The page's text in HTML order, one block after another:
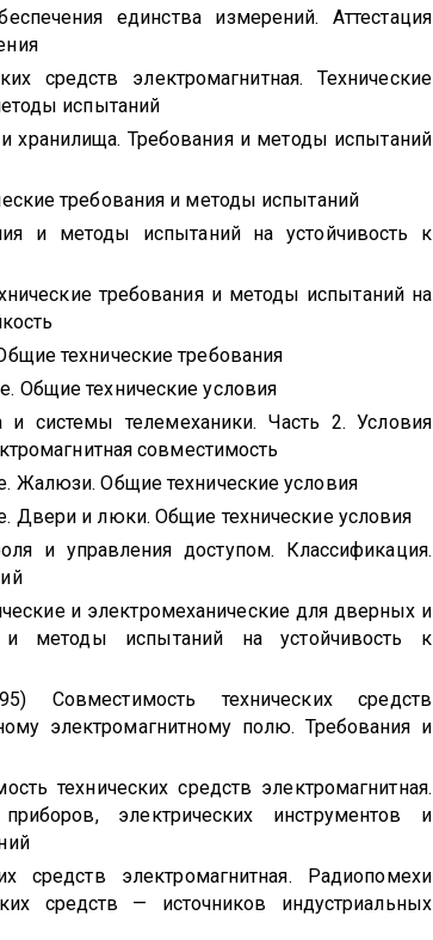
единства измерений. Аттестация
средств электромагнитная. Технические
испытаний
Требования и методы испытаний
требования и методы испытаний
и методы испытаний на устойчивость к
требования и методы испытаний на
технические требования
Общие технические условия
системы телемеханики. Часть 2. Условия
совместимость
Жалюзи. Общие технические условия
Двери и люки. Общие технические условия
и управления доступом. Классификация.
и электромеханические для дверных и
и методы испытаний на устойчивость к
технических средств
электромагнитному полю. Требования и
технических средств электромагнитная.
электрических инструментов и
средств электромагнитная. Радиопомехи
средств — источников индустриальных